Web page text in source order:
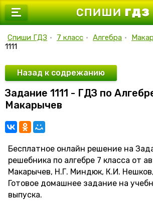
7 класс
9 класс
10 класс
11 класс
Спиши ГДЗ • 7 класс • Алгебра •
1111
Назад к содрежанию
Задание 1111 - ГДЗ по
Макарычев
Бесплатное онлайн решение на
решебника по алгебре 7 класса от
Макарычев, Н.Г. Миндюк, К.И.
Готовое домашнее задание на
выпуска.